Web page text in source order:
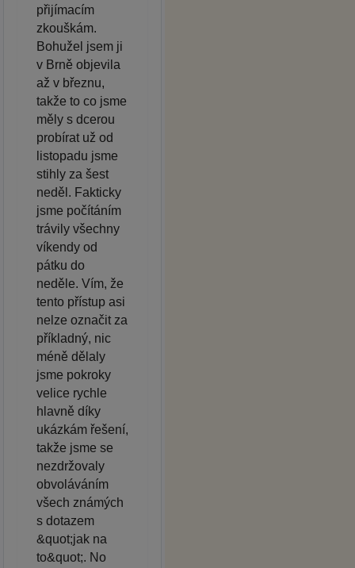
přijímacím
zkouškám.
Bohužel jsem ji
v Brně objevila
až v březnu,
takže to co jsme
měly s dcerou
probírat už od
listopadu jsme
stihly za šest
neděl. Fakticky
jsme počítáním
trávily všechny
víkendy od
pátku do
neděle. Vím, že
tento přístup asi
nelze označit za
příkladný, nic
méně dělaly
jsme pokroky
velice rychle
hlavně díky
ukázkám řešení,
takže jsme se
nezdržovaly
obvoláváním
všech známých
s dotazem
&quot;jak na
to&quot;. No